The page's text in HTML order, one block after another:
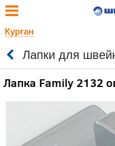
Курган
Лапки для
Лапка Family 2132